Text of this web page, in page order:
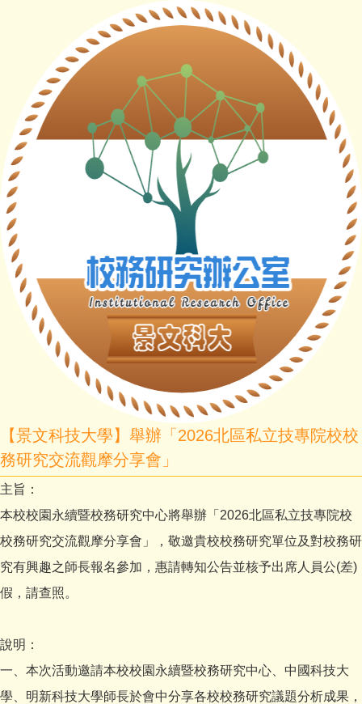
【景文科技大學】舉辦「2026北區私立技專院校校
務研究交流觀摩分享會」
主旨：
本校校園永續暨校務研究中心將舉辦「2026北區私立技專院校
校務研究交流觀摩分享會」，敬邀貴校校務研究單位及對校務研
究有興趣之師長報名參加，惠請轉知公告並核予出席人員公(差)
假，請查照。
說明：
一、本次活動邀請本校校園永續暨校務研究中心、中國科技大
學、明新科技大學師長於會中分享各校校務研究議題分析成果，